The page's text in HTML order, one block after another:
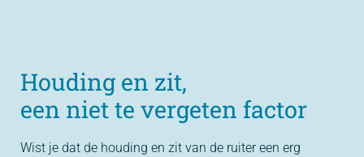
Houding en zit,
een niet te vergeten factor
Wist je dat de houding en zit van de ruiter een erg